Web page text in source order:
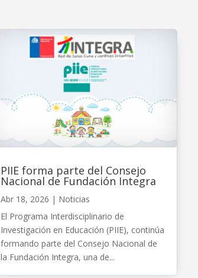
PIIE forma parte del Consejo
Nacional de Fundación Integra
Abr 18, 2026 | Noticias
El Programa Interdisciplinario de
Investigación en Educación (PIIE), continúa
formando parte del Consejo Nacional de
la Fundación Integra, una de...